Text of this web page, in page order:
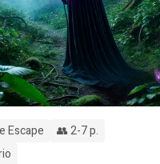
Escape
👥 2-7 p.